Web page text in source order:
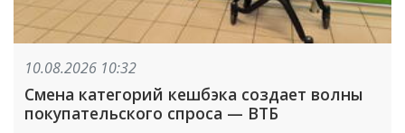
10.08.2026 10:32
Смена категорий кешбэка создает волны
покупательского спроса — ВТБ